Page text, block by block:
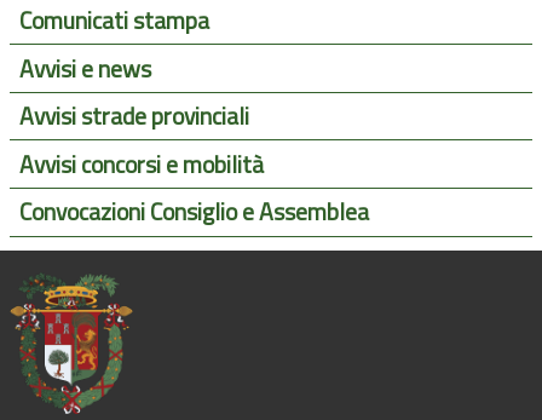
Comunicati stampa
Avvisi e news
Avvisi strade provinciali
Avvisi concorsi e mobilità
Convocazioni Consiglio e Assemblea